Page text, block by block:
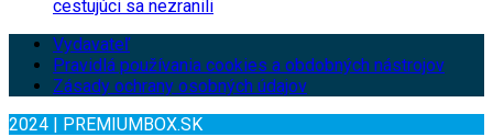
cestujúci sa nezranili
Vydavateľ
Pravidlá používania cookies a obdobných nástrojov
Zásady ochrany osobných údajov
2024 | PREMIUMBOX.SK